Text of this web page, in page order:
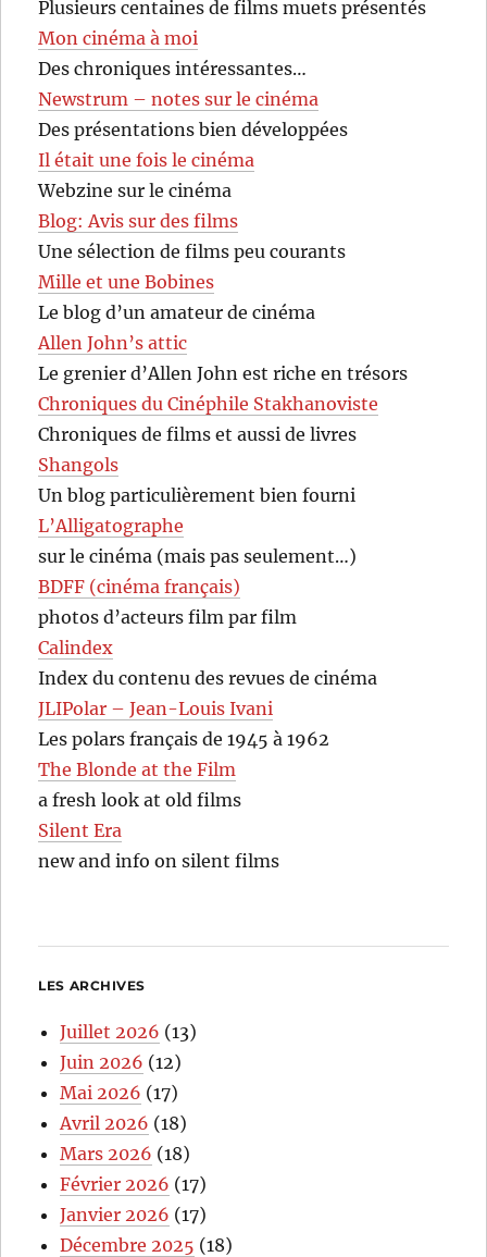
Plusieurs centaines de films muets présentés
Mon cinéma à moi
Des chroniques intéressantes…
Newstrum – notes sur le cinéma
Des présentations bien développées
Il était une fois le cinéma
Webzine sur le cinéma
Blog: Avis sur des films
Une sélection de films peu courants
Mille et une Bobines
Le blog d’un amateur de cinéma
Allen John’s attic
Le grenier d’Allen John est riche en trésors
Chroniques du Cinéphile Stakhanoviste
Chroniques de films et aussi de livres
Shangols
Un blog particulièrement bien fourni
L’Alligatographe
sur le cinéma (mais pas seulement…)
BDFF (cinéma français)
photos d’acteurs film par film
Calindex
Index du contenu des revues de cinéma
JLIPolar – Jean-Louis Ivani
Les polars français de 1945 à 1962
The Blonde at the Film
a fresh look at old films
Silent Era
new and info on silent films
LES ARCHIVES
Juillet 2026 (13)
Juin 2026 (12)
Mai 2026 (17)
Avril 2026 (18)
Mars 2026 (18)
Février 2026 (17)
Janvier 2026 (17)
Décembre 2025 (18)